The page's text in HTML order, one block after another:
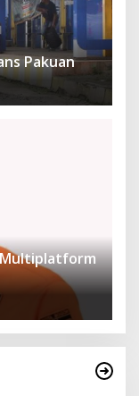
Pakuan
Multiplatform